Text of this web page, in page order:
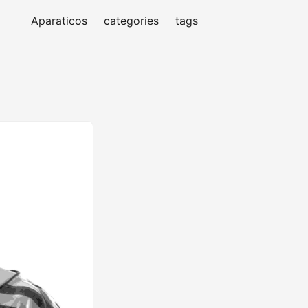
Aparaticos categories tags